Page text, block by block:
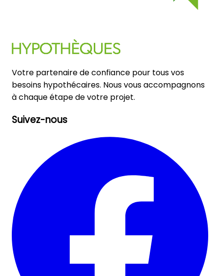
Votre partenaire de confiance pour tous vos
besoins hypothécaires. Nous vous accompagnons
à chaque étape de votre projet.
Suivez-nous